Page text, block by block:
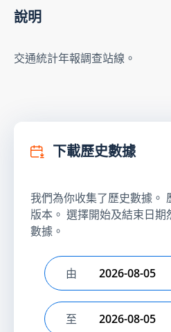
說明
交通統計年報調查站線。
下載歷史數據
我們為你收集了歷史數據。
版本。 選擇開始及結束日
數據。
選擇開始日期
由
選擇結束日期
至